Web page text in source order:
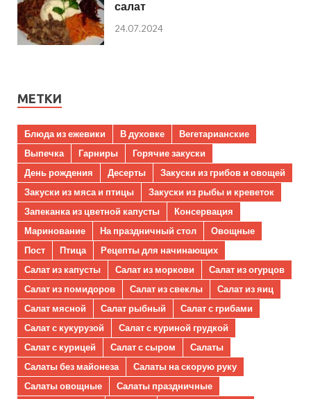
салат
24.07.2024
МЕТКИ
Блюда из ежевики В духовке
Вегетарианские
Выпечка
Гарниры
Горячие закуски
День рождения
Десерты
Закуски из грибов и овощей
Закуски из мяса и птицы
Закуски из рыбы и креветок
Запеканка из цветной капусты
Консервация
Маринование
На праздничный стол
Овощные
Пост
Птица
Рецепты для начинающих
Салат из капусты
Салат из моркови
Салат из огурцов
Салат из помидоров
Салат из свеклы
Салат из яиц
Салат мясной
Салат рыбный
Салат с грибами
Салат с кукурузой
Салат с куриной грудкой
Салат с курицей
Салат с сыром
Салаты
Салаты без майонеза
Салаты на скорую руку
Салаты овощные
Салаты праздничные